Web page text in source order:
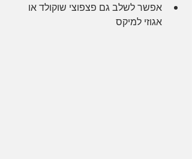
אפשר לשלב גם פצפוצי שוקולד או
אגוזי למיקס